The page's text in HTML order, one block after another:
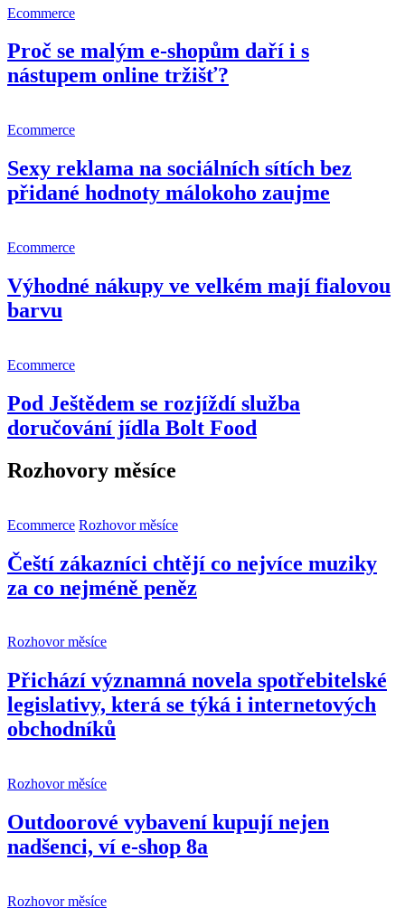
Ecommerce
Proč se malým e-shopům daří i s
nástupem online tržišť?
Ecommerce
Sexy reklama na sociálních sítích bez
přidané hodnoty málokoho zaujme
Ecommerce
Výhodné nákupy ve velkém mají fialovou
barvu
Ecommerce
Pod Ještědem se rozjíždí služba
doručování jídla Bolt Food
Rozhovory měsíce
Ecommerce Rozhovor měsíce
Čeští zákazníci chtějí co nejvíce muziky
za co nejméně peněz
Rozhovor měsíce
Přichází významná novela spotřebitelské
legislativy, která se týká i internetových
obchodníků
Rozhovor měsíce
Outdoorové vybavení kupují nejen
nadšenci, ví e-shop 8a
Rozhovor měsíce